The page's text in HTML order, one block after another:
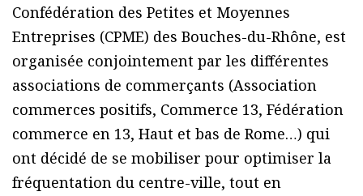
Confédération des Petites et Moyennes
Entreprises (CPME) des Bouches-du-Rhône, est
organisée conjointement par les différentes
associations de commerçants (Association
commerces positifs, Commerce 13, Fédération
commerce en 13, Haut et bas de Rome…) qui
ont décidé de se mobiliser pour optimiser la
fréquentation du centre-ville, tout en